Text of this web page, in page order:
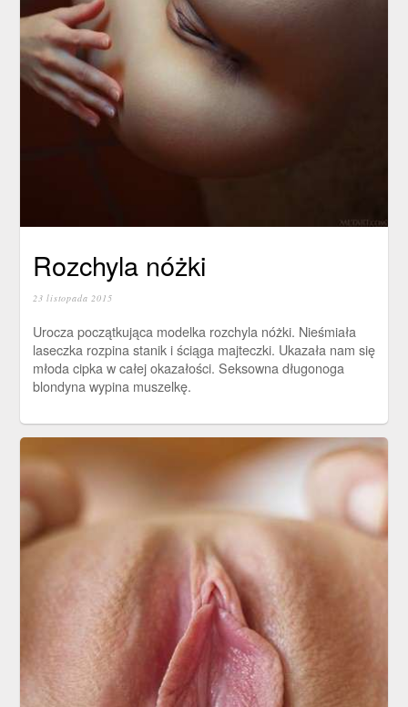
Rozchyla nóżki
23 listopada 2015
Urocza początkująca modelka rozchyla nóżki. Nieśmiała
laseczka rozpina stanik i ściąga majteczki. Ukazała nam się
młoda cipka w całej okazałości. Seksowna długonoga
blondyna wypina muszelkę.